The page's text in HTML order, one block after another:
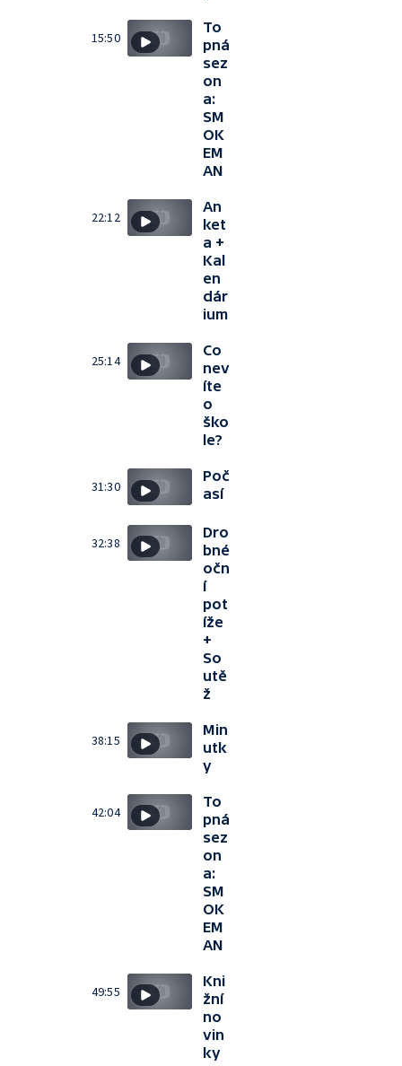
15:50
To
pná
sez
on
a:
SM
OK
EM
AN
22:12
An
ket
a +
Kal
en
dár
ium
25:14
Co
nev
íte
o
ško
le?
31:30
Poč
así
32:38
Dro
bné
očn
í
pot
íže
+
So
utě
ž
38:15
Min
utk
y
42:04
To
pná
sez
on
a:
SM
OK
EM
AN
49:55
Kni
žní
no
vin
ky